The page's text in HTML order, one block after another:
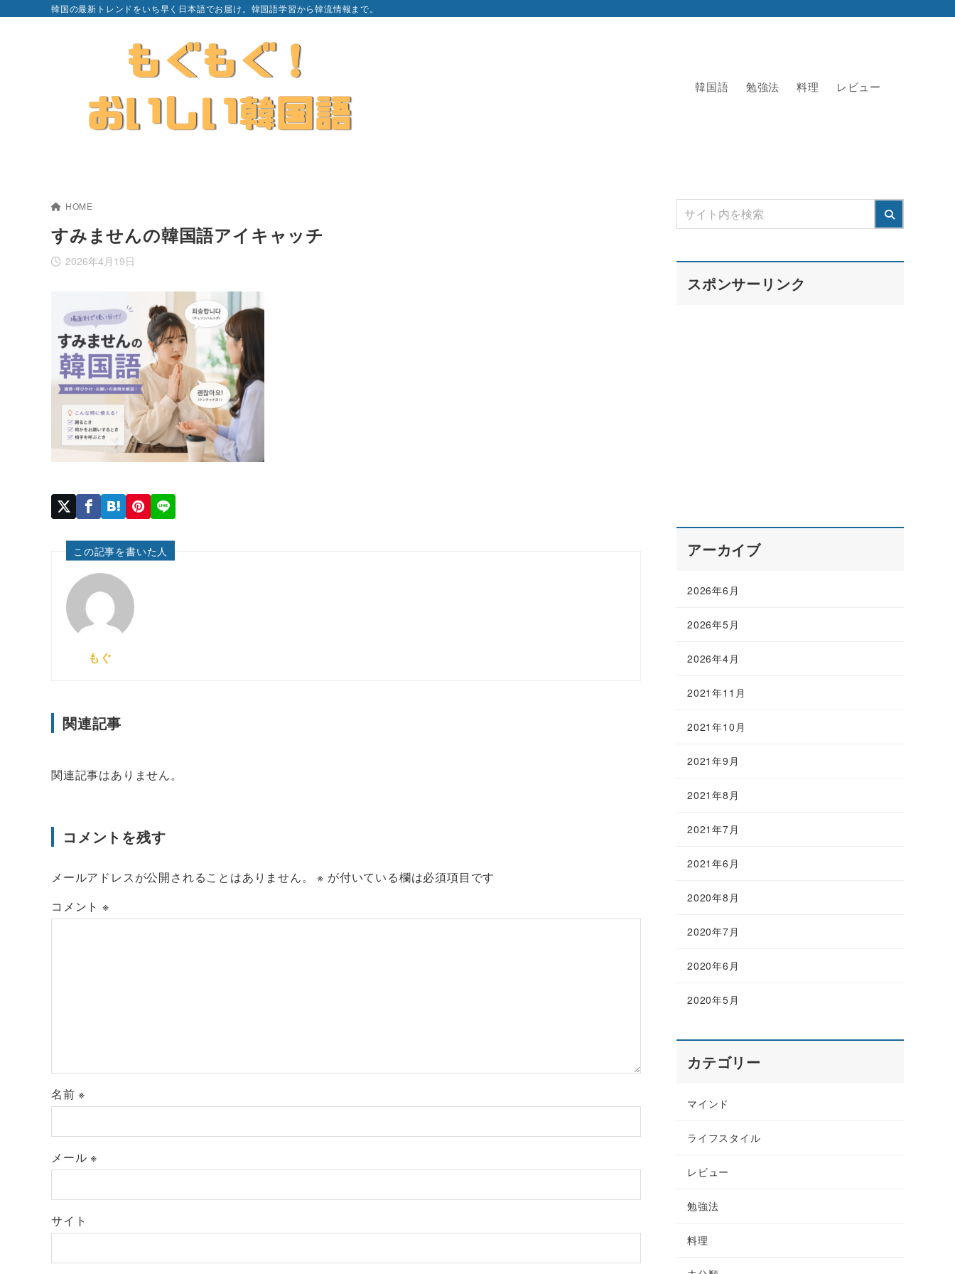
韓国の最新トレンドをいち早く日本語でお届け。韓国語学習から韓流情報まで。
韓国語 勉強法 料理 レビュー
HOME
すみませんの韓国語アイキャッチ
2026年4月19日
この記事を書いた人
もぐ
関連記事
関連記事はありません。
コメントを残す
メールアドレスが公開されることはありません。 ※ が付いている欄は必須項目です
コメント ※
名前※
メール※
サイト
スポンサーリンク
アーカイブ
2026年6月
2026年5月
2026年4月
2021年11月
2021年10月
2021年9月
2021年8月
2021年7月
2021年6月
2020年8月
2020年7月
2020年6月
2020年5月
カテゴリー
マインド
ライフスタイル
レビュー
勉強法
料理